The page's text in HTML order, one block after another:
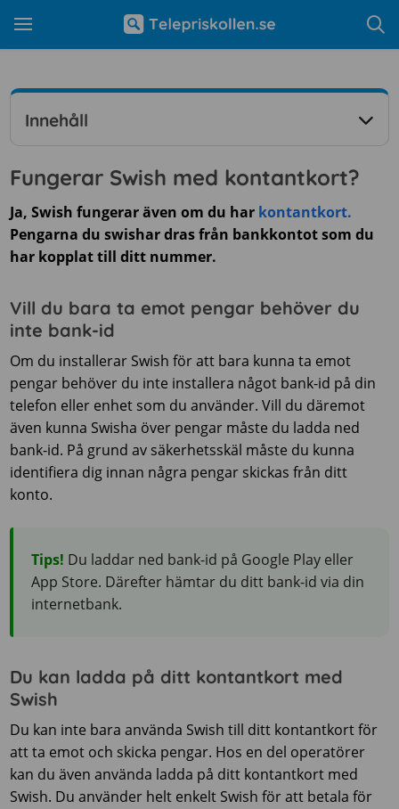
Innehåll
Fungerar Swish med kontantkort?
Ja, Swish fungerar även om du har kontantkort.
Pengarna du swishar dras från bankkontot som du
har kopplat till ditt nummer.
Vill du bara ta emot pengar behöver du
inte bank-id
Om du installerar Swish för att bara kunna ta emot
pengar behöver du inte installera något bank-id på din
telefon eller enhet som du använder. Vill du däremot
även kunna Swisha över pengar måste du ladda ned
bank-id. På grund av säkerhetsskäl måste du kunna
identifiera dig innan några pengar skickas från ditt
konto.
Tips! Du laddar ned bank-id på Google Play eller
App Store. Därefter hämtar du ditt bank-id via din
internetbank.
Du kan ladda på ditt kontantkort med
Swish
Du kan inte bara använda Swish till ditt kontantkort för
att ta emot och skicka pengar. Hos en del operatörer
kan du även använda ladda på ditt kontantkort med
Swish. Du använder helt enkelt Swish för att betala för